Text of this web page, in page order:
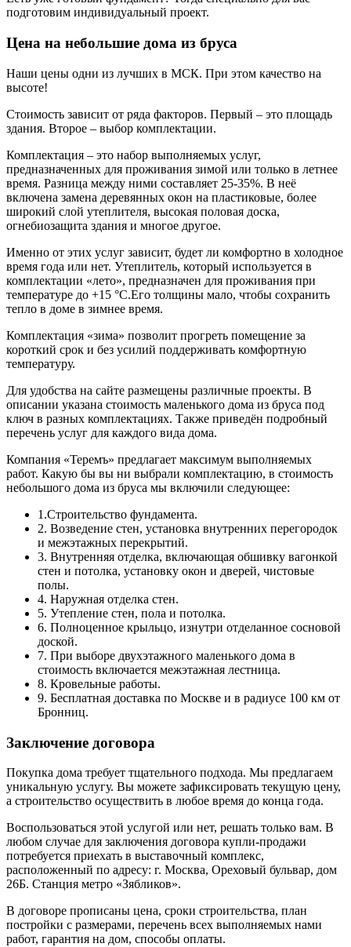
подготовим индивидуальный проект.
Цена на небольшие дома из бруса
Наши цены одни из лучших в МСК. При этом качество на
высоте!
Стоимость зависит от ряда факторов. Первый ‒ это площадь
здания. Второе ‒ выбор комплектации.
Комплектация ‒ это набор выполняемых услуг,
предназначенных для проживания зимой или только в летнее
время. Разница между ними составляет 25-35%. В неё
включена замена деревянных окон на пластиковые, более
широкий слой утеплителя, высокая половая доска,
огнебиозащита здания и многое другое.
Именно от этих услуг зависит, будет ли комфортно в холодное
время года или нет. Утеплитель, который используется в
комплектации «лето», предназначен для проживания при
температуре до +15 °С.Его толщины мало, чтобы сохранить
тепло в доме в зимнее время.
Комплектация «зима» позволит прогреть помещение за
короткий срок и без усилий поддерживать комфортную
температуру.
Для удобства на сайте размещены различные проекты. В
описании указана стоимость маленького дома из бруса под
ключ в разных комплектациях. Также приведён подробный
перечень услуг для каждого вида дома.
Компания «Теремъ» предлагает максимум выполняемых
работ. Какую бы вы ни выбрали комплектацию, в стоимость
небольшого дома из бруса мы включили следующее:
1.Строительство фундамента.
2. Возведение стен, установка внутренних перегородок
и межэтажных перекрытий.
3. Внутренняя отделка, включающая обшивку вагонкой
стен и потолка, установку окон и дверей, чистовые
полы.
4. Наружная отделка стен.
5. Утепление стен, пола и потолка.
6. Полноценное крыльцо, изнутри отделанное сосновой
доской.
7. При выборе двухэтажного маленького дома в
стоимость включается межэтажная лестница.
8. Кровельные работы.
9. Бесплатная доставка по Москве и в радиусе 100 км от
Бронниц.
Заключение договора
Покупка дома требует тщательного подхода. Мы предлагаем
уникальную услугу. Вы можете зафиксировать текущую цену,
а строительство осуществить в любое время до конца года.
Воспользоваться этой услугой или нет, решать только вам. В
любом случае для заключения договора купли-продажи
потребуется приехать в выставочный комплекс,
расположенный по адресу: г. Москва, Ореховый бульвар, дом
26Б. Станция метро «Зябликов».
В договоре прописаны цена, сроки строительства, план
постройки с размерами, перечень всех выполняемых нами
работ, гарантия на дом, способы оплаты.